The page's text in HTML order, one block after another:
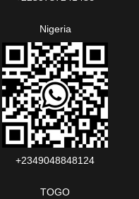
Nigeria
+2349048848124‬‬‬
TOGO